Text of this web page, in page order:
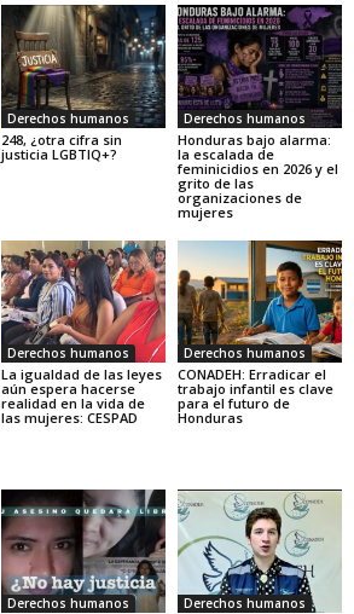
Derechos humanos
248, ¿otra cifra sin
justicia LGBTIQ+?
Derechos humanos
Honduras bajo alarma:
la escalada de
feminicidios en 2026 y el
grito de las
organizaciones de
mujeres
Derechos humanos
La igualdad de las leyes
aún espera hacerse
realidad en la vida de
las mujeres: CESPAD
Derechos humanos
CONADEH: Erradicar el
trabajo infantil es clave
para el futuro de
Honduras
Derechos humanos Derechos humanos